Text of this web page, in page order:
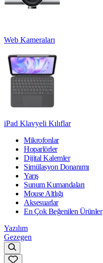
Web Kameraları
iPad Klavyeli Kılıflar
Mikrofonlar
Hoparlörler
Dijital Kalemler
Simülasyon Donanımı
Yarış
Sunum Kumandaları
Mouse Altlığı
Aksesuarlar
En Çok Beğenilen Ürünler
Yazılım
Gezegen